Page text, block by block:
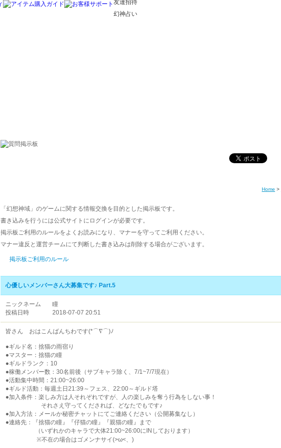
友達招待
幻神占い
Home >
「幻想神域」のゲームに関する情報交換を目的とした掲示板です。
書き込みを行うには公式サイトにログインが必要です。
掲示板ご利用のルールをよくお読みになり、マナーを守ってご利用ください。
マナー違反と運営チームにて判断した書き込みは削除する場合がございます。
掲示板ご利用のルール
心優しいメンバーさん大募集です♪ Part.5
ニックネーム
瞳
投稿日時
2018-07-07 20:51
皆さん おはこんばんちわです(*⌒∇⌒)ﾉ
●ギルド名：捨猫の雨宿り
●マスター：捨猫の瞳
●ギルドランク：10
●稼働メンバー数：30名前後（サブキャラ除く、7/1~7/7現在）
●活動集中時間：21:00~26:00
●ギルド活動：毎週土日21:39～フェス、22:00～ギルド塔
●加入条件：楽しみ方は人それぞれですが、人の楽しみを奪う行為をしない事！
それさえ守ってくだされば、どなたでもです♪
●加入方法：メールか秘密チャットにてご連絡ください（公開募集なし）
●連絡先：『捨猫の瞳』『仔猫の瞳』『親猫の瞳』まで
（いずれかのキャラで大体21:00~26:00にINしております）
※不在の場合はゴメンナサイ(>ω<、)